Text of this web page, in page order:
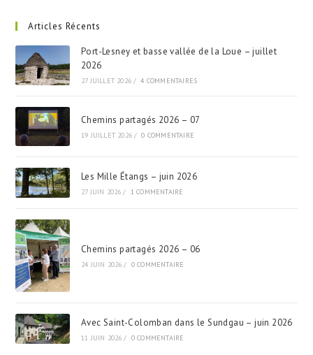
Articles Récents
Port-Lesney et basse vallée de la Loue – juillet
2026
27 JUILLET 2026 / 4 COMMENTAIRES
Chemins partagés 2026 – 07
19 JUILLET 2026 / 0 COMMENTAIRE
Les Mille Étangs – juin 2026
27 JUIN 2026 / 1 COMMENTAIRE
Chemins partagés 2026 – 06
24 JUIN 2026 / 0 COMMENTAIRE
Avec Saint-Colomban dans le Sundgau – juin 2026
11 JUIN 2026 / 0 COMMENTAIRE